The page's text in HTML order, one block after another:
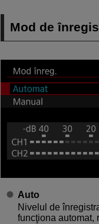
Mod de
Auto
Nivelul de
funcţiona automat,